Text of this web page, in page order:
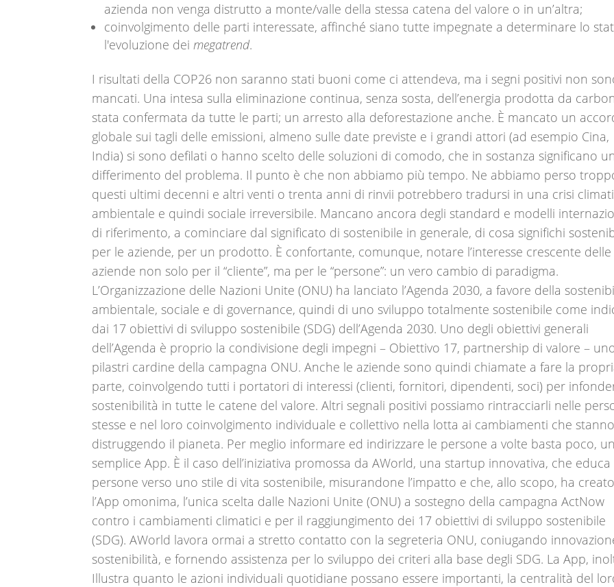
azienda non venga distrutto a monte/valle della stessa catena del valore o in un’altra;
coinvolgimento delle parti interessate, affinché siano tutte impegnate a determinare lo
l'evoluzione deimegatrend.
I risultati della COP26 non saranno stati buoni come ci attendeva, ma i segni positivi non
mancati. Una intesa sulla eliminazione continua, senza sosta, dell’energia prodotta da
stata confermata da tutte le parti; un arresto alla deforestazione anche. È mancato un
globale sui tagli delle emissioni, almeno sulle date previste e i grandi attori (ad esempio Cina,
India) si sono defilati o hanno scelto delle soluzioni di comodo, che in sostanza significano un
differimento del problema. Il punto è che non abbiamo più tempo. Ne abbiamo perso
questi ultimi decenni e altri venti o trenta anni di rinvii potrebbero tradursi in una crisi
ambientale e quindi sociale irreversibile. Mancano ancora degli standard e modelli
di riferimento, a cominciare dal significato di sostenibile in generale, di cosa significhi
per le aziende, per un prodotto. È confortante, comunque, notare l’interesse crescente delle
aziende non solo per il “cliente”, ma per le “persone”: un vero cambio di paradigma.
L’Organizzazione delle Nazioni Unite (ONU) ha lanciato l’Agenda 2030, a favore della
ambientale, sociale e di governance, quindi di uno sviluppo totalmente sostenibile come
dai 17 obiettivi di sviluppo sostenibile (SDG) dell’Agenda 2030. Uno degli obiettivi generali
dell’Agenda è proprio la condivisione degli impegni – Obiettivo 17, partnership di valore –
pilastri cardine della campagna ONU. Anche le aziende sono quindi chiamate a fare la
parte, coinvolgendo tutti i portatori di interessi (clienti, fornitori, dipendenti, soci) per
sostenibilità in tutte le catene del valore. Altri segnali positivi possiamo rintracciarli nelle
stesse e nel loro coinvolgimento individuale e collettivo nella lotta ai cambiamenti che stanno
distruggendo il pianeta. Per meglio informare ed indirizzare le persone a volte basta poco,
semplice App. È il caso dell’iniziativa promossa da AWorld, una startup innovativa, che educa
persone verso uno stile di vita sostenibile, misurandone l’impatto e che, allo scopo, ha creato
l’App omonima, l’unica scelta dalle Nazioni Unite (ONU) a sostegno della campagna ActNow
contro i cambiamenti climatici e per il raggiungimento dei 17 obiettivi di sviluppo sostenibile
(SDG). AWorld lavora ormai a stretto contatto con la segreteria ONU, coniugando
sostenibilità, e fornendo assistenza per lo sviluppo dei criteri alla base degli SDG. La App,
Illustra quanto le azioni individuali quotidiane possano essere importanti, la centralità del